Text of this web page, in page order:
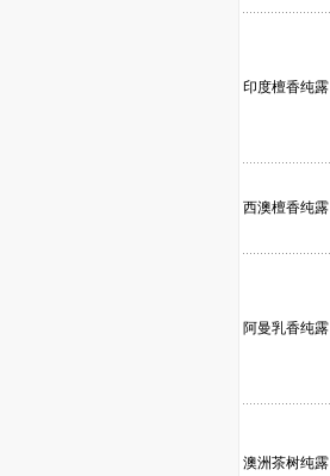
印度檀香纯露
西澳檀香纯露
阿曼乳香纯露
澳洲茶树纯露